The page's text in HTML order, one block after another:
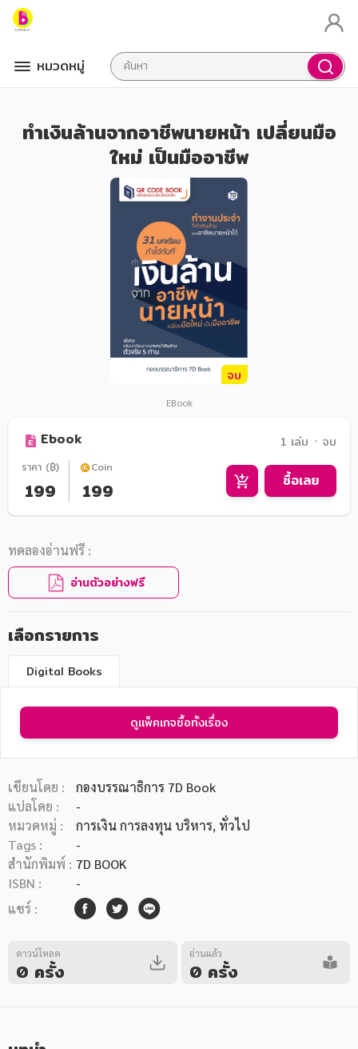
หมวดหมู่
หมวดหมู่หนังสือ
หมวดหมู่ยอดนิยม
หนังสือออกใหม่ หนังสือยอดนิยม หนังสือเช่า
อีบุ๊กอ่านฟรี
ทำเงินล้านจากอาชีพนายหน้า เปลี่ยนมือ
ใหม่ เป็นมืออาชีพ
จบ
EBook
Ebook 1 เล่ม ᛫ จบ
ราคา (฿)
199
Coin
199 ซื้อเลย
ทดลองอ่านฟรี :
อ่านตัวอย่างฟรี
เลือกรายการ
Digital Books
ดูแพ็คเกจซื้อทั้งเรื่อง
เขียนโดย :
กองบรรณาธิการ 7D Book
แปลโดย :
-
หมวดหมู่ :
การเงิน การลงทุน บริหาร, ทั่วไป
Tags :
-
สำนักพิมพ์ : 7D BOOK
ISBN :
-
แชร์ :
ดาวน์โหลด
0 ครั้ง
อ่านแล้ว
0 ครั้ง